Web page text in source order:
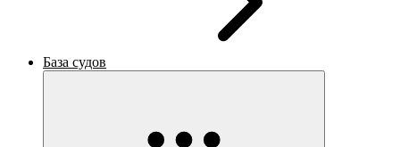
База судов